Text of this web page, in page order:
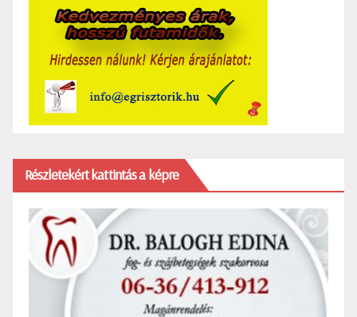
Részletekért kattintás a képre